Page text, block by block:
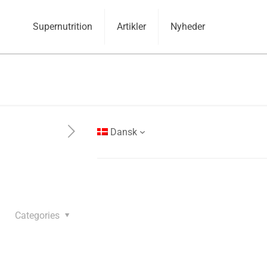
Supernutrition Artikler Nyheder
Categories
Dansk